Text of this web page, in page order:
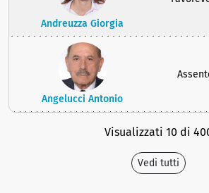
Andreuzza Giorgia
Angelucci Antonio
Visualizzati 10 di
Vedi tutti